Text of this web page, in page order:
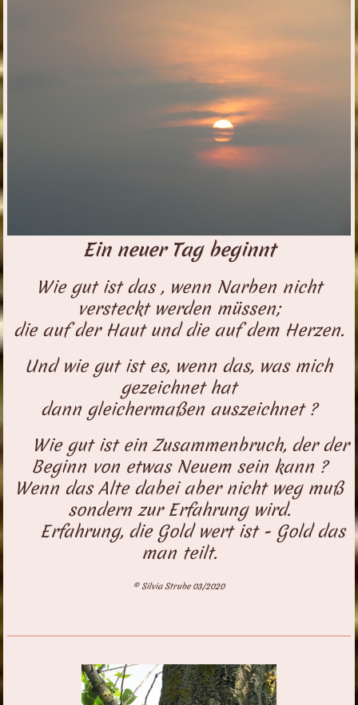
Ein neuer Tag beginnt
Wie gut ist das , wenn Narben nicht
versteckt werden müssen;
die auf der Haut und die auf dem Herzen.
Und wie gut ist es, wenn das, was mich
gezeichnet hat
dann gleichermaßen auszeichnet ?
Wie gut ist ein Zusammenbruch, der der
Beginn von etwas Neuem sein kann ?
Wenn das Alte dabei aber nicht weg muß
sondern zur Erfahrung wird.
Erfahrung, die Gold wert ist - Gold das
man teilt.
© Silvia Strube 03/2020